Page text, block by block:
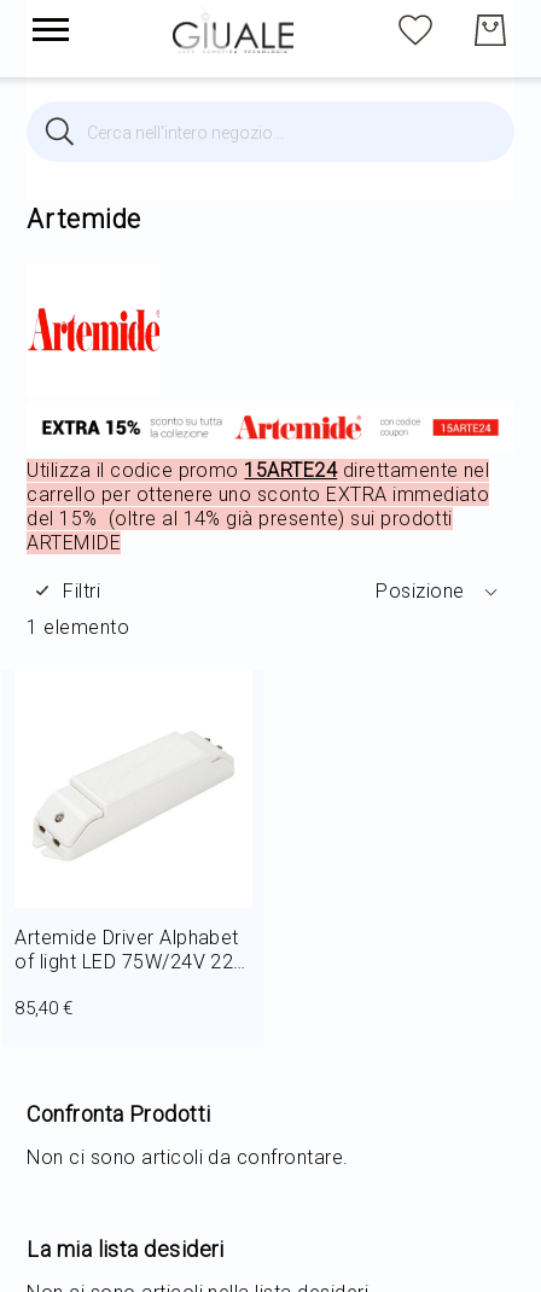
CercaBrands
Illuminazione per interni
Arredo Giardino
Home Decor
Outlet
Artemide
Utilizza il codice promo 15ARTE24direttamente nel
carrello per ottenere uno sconto EXTRA immediato
del 15% (oltre al 14% già presente) sui prodotti
ARTEMIDE
1 elemento
Filtri Posizione
Artemide Driver Alphabet
of light LED 75W/24V 220-
85,40 €
Confronta Prodotti
Non ci sono articoli da confrontare.
La mia lista desideri